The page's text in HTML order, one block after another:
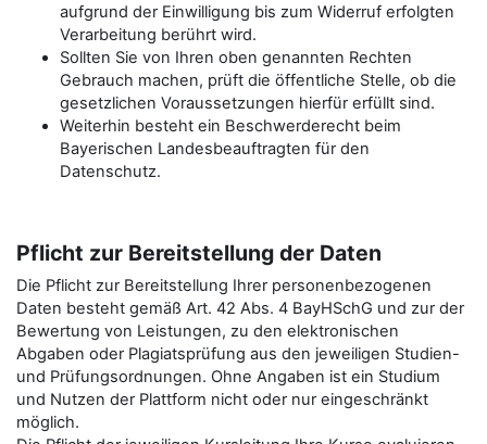
aufgrund der Einwilligung bis zum Widerruf erfolgten
Verarbeitung berührt wird.
Sollten Sie von Ihren oben genannten Rechten
Gebrauch machen, prüft die öffentliche Stelle, ob die
gesetzlichen Voraussetzungen hierfür erfüllt sind.
Weiterhin besteht ein Beschwerderecht beim
Bayerischen Landesbeauftragten für den
Datenschutz.
Pflicht zur Bereitstellung der Daten
Die Pflicht zur Bereitstellung Ihrer personenbezogenen
Daten besteht gemäß Art. 42 Abs. 4 BayHSchG und zur der
Bewertung von Leistungen, zu den elektronischen
Abgaben oder Plagiatsprüfung aus den jeweiligen Studien-
und Prüfungsordnungen. Ohne Angaben ist ein Studium
und Nutzen der Plattform nicht oder nur eingeschränkt
möglich.